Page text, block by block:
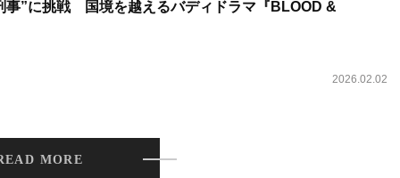
事”に挑戦 国境を越えるバディドラマ『BLOOD &
2026.02.02
MORE